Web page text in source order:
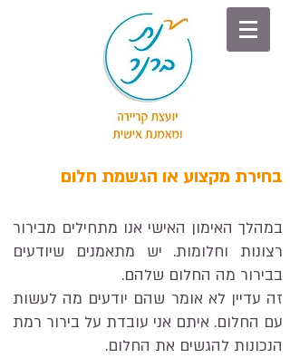
בחירת מקצוע או הגשמת חלום
במהלך האימון האישי אנו מתחילים מבירור
רצונות וחלומות. יש מתאמנים שיודעים
בבירור מה החלום שלהם.
זה עדיין לא אומר שהם יודעים מה לעשות
עם החלום. איתם אני עובדת על בירור רמת
הנכונות להגשים את החלום.